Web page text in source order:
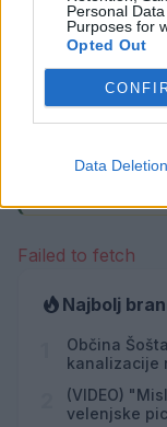
Personal
Purposes for
Opted Out
Data Deletion
Opozorilo:Po
posameznik
rasističnimi,
Failed to fetch
Najbolj
Občina
kanalizacije
(VIDEO)
velenjske